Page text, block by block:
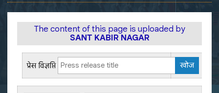
The content of this page is uploaded by
SANT KABIR NAGAR
प्रेस विज्ञप्ति